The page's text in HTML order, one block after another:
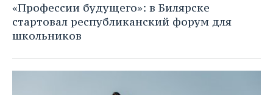
«Профессии будущего»: в Билярске
стартовал республиканский форум для
школьников